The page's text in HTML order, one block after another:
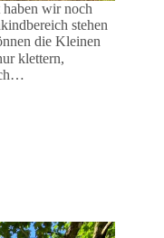
wir noch
stehen
die Kleinen
klettern,